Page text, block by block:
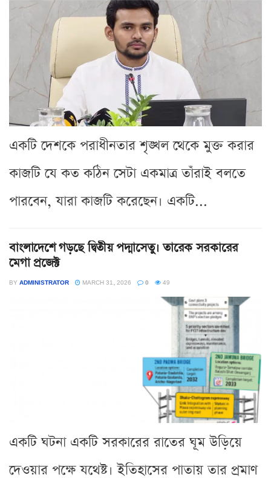
একটি দেশকে পরাধীনতার শৃঙ্খল থেকে মুক্ত করার
কাজটি যে কত কঠিন সেটা একমাত্র তাঁরাই বলতে
পারবেন, যারা কাজটি করেছেন। একটি...
বাংলাদেশে গড়ছে দ্বিতীয় পদ্মাসেতু। তারেক সরকারের
মেগা প্রজেক্ট
BY ADMINISTRATOR MARCH 31, 2026 0 49
একটি ঘটনা একটি সরকারের রাতের ঘূম উড়িয়ে
দেওয়ার পক্ষে যথেষ্ট। ইতিহাসের পাতায় তার প্রমাণ